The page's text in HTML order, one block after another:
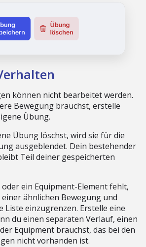
können nicht bearbeitet werden.
Bewegung brauchst, erstelle
Übung.
Übung löschst, wird sie für die
ausgeblendet. Dein bestehender
Teil deiner gespeicherten
ein Equipment-Element fehlt,
ähnlichen Bewegung und
Liste einzugrenzen. Erstelle eine
du einen separaten Verlauf, einen
Equipment brauchst, das bei den
nicht vorhanden ist.